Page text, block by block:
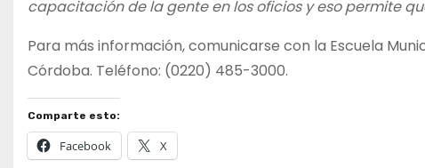
capacitación de la gente en los oficios y eso permite
Para más información, comunicarse con la Escuela
Córdoba. Teléfono: (0220) 485-3000.
Comparte esto:
Facebook X